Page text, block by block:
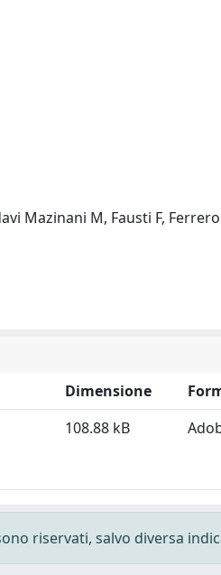
Mazinani M, Fausti F,
Dimensione
108.88 kB
riservati, salvo diversa